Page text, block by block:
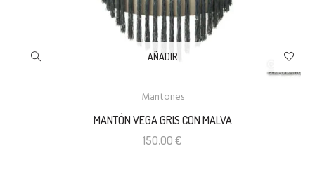
AÑADIR
Mantones
MANTÓN VEGA GRIS CON MALVA
150,00 €